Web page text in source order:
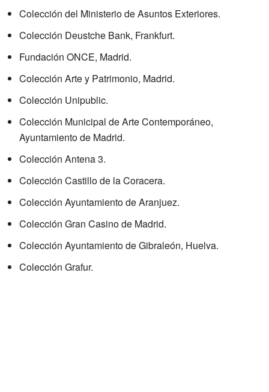
Colección del Ministerio de Asuntos Exteriores.
Colección Deustche Bank, Frankfurt.
Fundación ONCE, Madrid.
Colección Arte y Patrimonio, Madrid.
Colección Unipublic.
Colección Municipal de Arte Contemporáneo,
Ayuntamiento de Madrid.
Colección Antena 3.
Colección Castillo de la Coracera.
Colección Ayuntamiento de Aranjuez.
Colección Gran Casino de Madrid.
Colección Ayuntamiento de Gibraleón, Huelva.
Colección Grafur.